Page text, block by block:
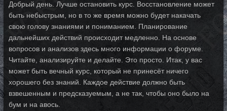
Добрый день. Лучше остановить курс. Восстановление может
быть небыстрым, но в то же время можно будет накачать
свою голову знаниями и пониманием. Планирование
дальнейших действий происходит медленно. На основе
вопросов и анализов здесь много информации о форуме.
Читайте, анализируйте и делайте. Это просто. Итак, у вас
может быть вечный курс, который не принесёт ничего
хорошего без знаний. Каждое действие должно быть
взвешенным и предсказуемым, а не так, чтобы оно было на
бум и на авось.